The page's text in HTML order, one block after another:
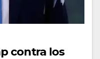
contra los